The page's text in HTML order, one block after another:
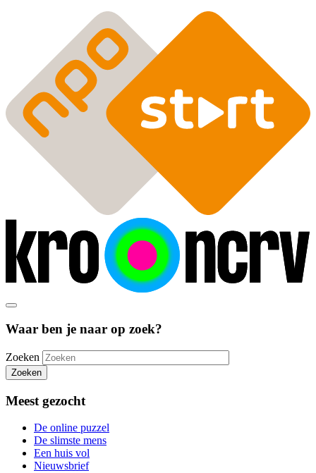
Waar ben je naar op zoek?
Zoeken
Zoeken
Meest gezocht
De online puzzel
De slimste mens
Een huis vol
Nieuwsbrief